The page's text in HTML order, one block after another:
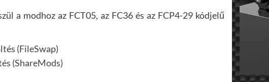
a modhoz az FCT05, az FC36 és az FCP4-29 kódjelű
(FileSwap)
(ShareMods)